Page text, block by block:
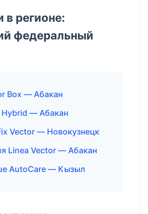
в регионе:
федеральный
Box — Абакан
— Абакан
Vector — Новокузнецк
Linea Vector — Абакан
AutoCare — Кызыл